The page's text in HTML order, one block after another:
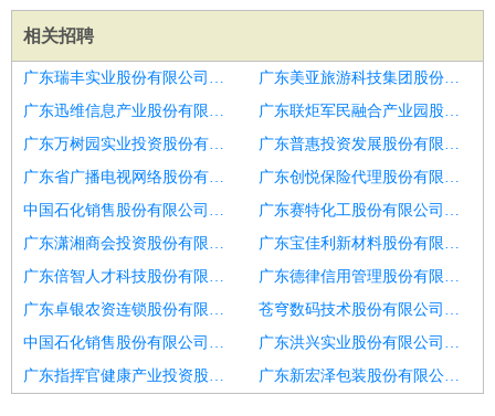
相关招聘
广东瑞丰实业股份有限公司招聘行业销售总监
广东美亚旅游科技集团股份有限公司深圳分公司招聘区域销售总监
广东迅维信息产业股份有限公司深圳宝安分公司招聘区域销售总监
广东联炬军民融合产业园股份有限公司招聘销售总监
广东万树园实业投资股份有限公司招聘销售总监
广东普惠投资发展股份有限公司招聘区域销售总监
广东省广播电视网络股份有限公司东莞长安分公司招聘区域销售总监
广东创悦保险代理股份有限公司惠州博罗营业部招聘区域销售总监
中国石化销售股份有限公司广东深圳观澜加油站招聘销售总监
广东赛特化工股份有限公司招聘月十销售总监销售经理
广东潇湘商会投资股份有限公司招聘商用车销售总监
广东宝佳利新材料股份有限公司招聘销售总监
广东倍智人才科技股份有限公司招聘销售总监
广东德律信用管理股份有限公司荆州分公司招聘销售总监
广东卓银农资连锁股份有限公司高桥门市部招聘区域销售总监
苍穹数码技术股份有限公司广东分公司招聘销售总监
中国石化销售股份有限公司广东湛江硇洲码头加油站招聘区域销售总监
广东洪兴实业股份有限公司招聘销售总监助理
广东指挥官健康产业投资股份有限公司招聘销售总监
广东新宏泽包装股份有限公司招聘惠州销售总监